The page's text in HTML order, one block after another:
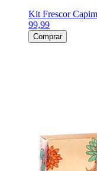
Kit Frescor
99,99
Comprar